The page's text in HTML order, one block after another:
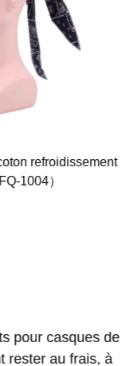
refroidissement
1004）
pour casques de
rester au frais, à